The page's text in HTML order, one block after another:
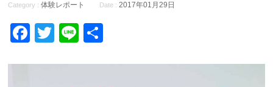
Category :体験レポート Date : 2017年01月29日
Facebook
Twitter
Line